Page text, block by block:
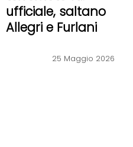
ufficiale, saltano
Allegri e Furlani
25 Maggio 2026